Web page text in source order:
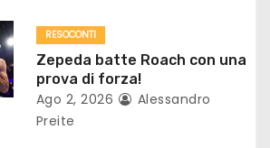
RESOCONTI
Zepeda batte Roach con una
prova di forza!
Ago 2, 2026
Alessandro
Preite